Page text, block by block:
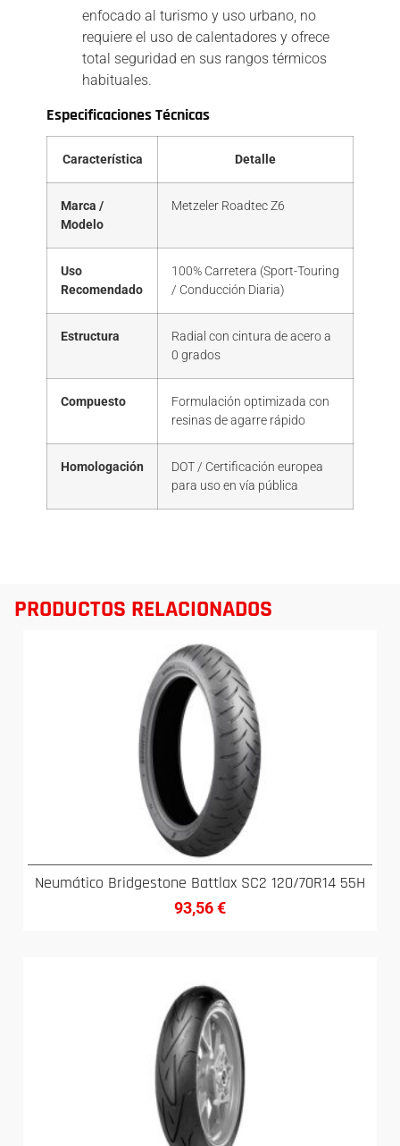
enfocado al turismo y uso urbano, no
requiere el uso de calentadores y ofrece
total seguridad en sus rangos térmicos
habituales.
Especificaciones Técnicas
Característica Detalle
Marca /
Modelo
Metzeler Roadtec Z6
Uso
Recomendado
100% Carretera (Sport-Touring
/ Conducción Diaria)
Estructura
Radial con cintura de acero a
0 grados
Compuesto
Formulación optimizada con
resinas de agarre rápido
Homologación
DOT / Certificación europea
para uso en vía pública
PRODUCTOS RELACIONADOS
Neumático Bridgestone Battlax SC2 120/70R14 55H
93,56€